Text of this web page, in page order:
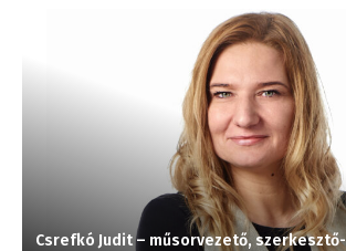
Csrefkó Judit – műsorvezető,